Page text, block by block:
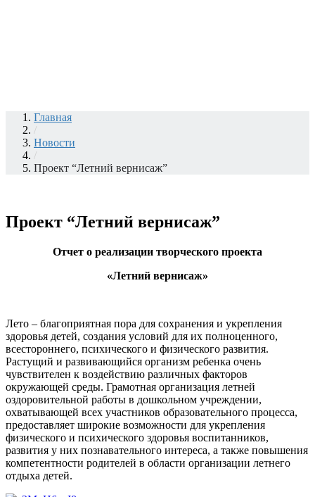
Главная
/
Новости
/
Проект “Летний вернисаж”
Проект “Летний вернисаж”
Отчет о реализации творческого проекта
«Летний вернисаж»
Лето – благоприятная пора для сохранения и укрепления
здоровья детей, создания условий для их полноценного,
всестороннего, психического и физического развития.
Растущий и развивающийся организм ребенка очень
чувствителен к воздействию различных факторов
окружающей среды. Грамотная организация летней
оздоровительной работы в дошкольном учреждении,
охватывающей всех участников образовательного процесса,
предоставляет широкие возможности для укрепления
физического и психического здоровья воспитанников,
развития у них познавательного интереса, а также повышения
компетентности родителей в области организации летнего
отдыха детей.